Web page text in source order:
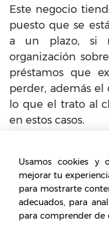
Este negocio
puesto que se
a un plazo, si
organización
préstamos que
perder, además
lo que el trato al
en estos casos.
necesitan
temporalmente
lo que si estos
naturaleza del
Usamos cookies y
mejorar tu
para mostrarte
adecuados, para
para comprender de